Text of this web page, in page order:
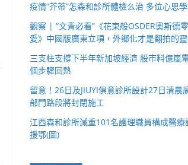
疫情“芥蒂”怎森和診所體檢么治 多位心思
觀察 | “文青必看”《花束般OSDER奧斯德
愛》中國版廣東立項，外鄉化才是翻拍的
三支柱支撐下半年新加坡經濟 股市料億嵐
個步驟回熱
留意！26日及JIUYI俱意診所設計27日清晨
部門路段將封閉施工
江西森和診所減重101名護理職員構成醫療
援鄂(圖)